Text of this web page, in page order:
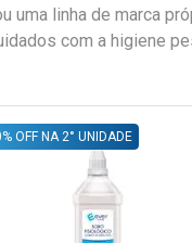
uma linha de marca
com a higiene
OFF NA 2° UNIDADE